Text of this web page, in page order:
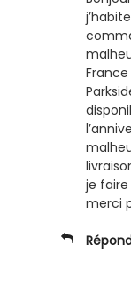
je
merci